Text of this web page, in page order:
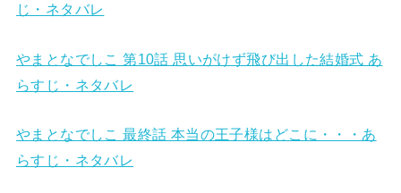
じ・ネタバレ
やまとなでしこ 第10話 思いがけず飛び出した結婚式 あ
らすじ・ネタバレ
やまとなでしこ 最終話 本当の王子様はどこに・・・あ
らすじ・ネタバレ